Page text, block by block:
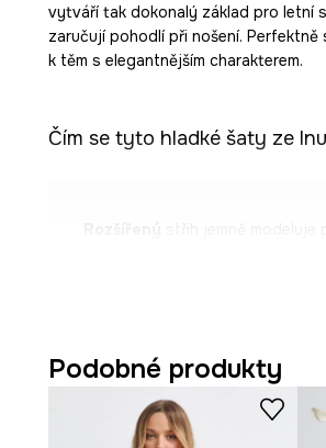
vytváří tak dokonalý základ pro letní
zaručují pohodlí při nošení. Perfektně
k těm s elegantnějším charakterem.
Čím se tyto hladké šaty ze
Vnitřní viskózová podšívka
šatů.
délka dodává elegantní
Podobné produkty